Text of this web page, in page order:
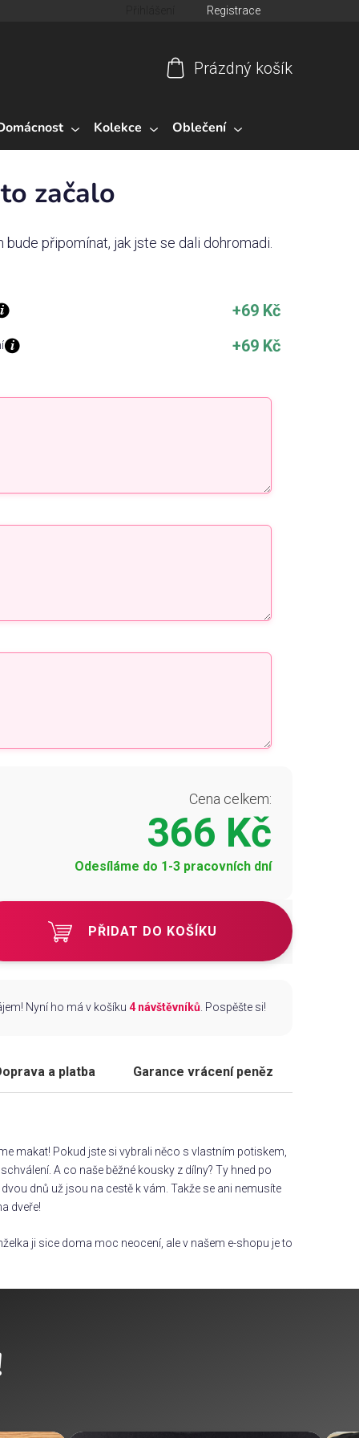
Registrace
košík
Prázdný košík
Kolekce Oblečení
začalo
připomínat, jak jste se dali dohromadi.
+69 Kč
+69 Kč
Cena celkem:
366 Kč
Odesíláme do 1-3 pracovních dní
PŘIDAT DO KOŠÍKU
Nyní ho má v košíku 4 návštěvníků. Pospěšte si!
a platba Garance vrácení peněz
makat! Pokud jste si vybrali něco s vlastním potiskem,
A co naše běžné kousky z dílny? Ty hned po
dnů už jsou na cestě k vám. Takže se ani nemusíte
dveře!
ji sice doma moc neocení, ale v našem e-shopu je to